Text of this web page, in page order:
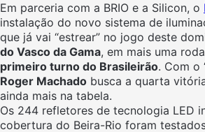
Em parceria com a BRIO e a Silicon, o
instalação do novo sistema de
que já vai “estrear” no jogo deste
do Vasco da Gama, em mais uma
primeiro turno do Brasileirão. Com o
Roger Machado busca a quarta
ainda mais na tabela.
Os 244 refletores de tecnologia LED
cobertura do Beira-Rio foram